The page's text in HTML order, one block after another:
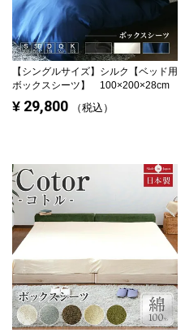
【シングルサイズ】 シルク【ベッド用
ボックスシーツ】 100×200×28cm
¥ 29,800 税込